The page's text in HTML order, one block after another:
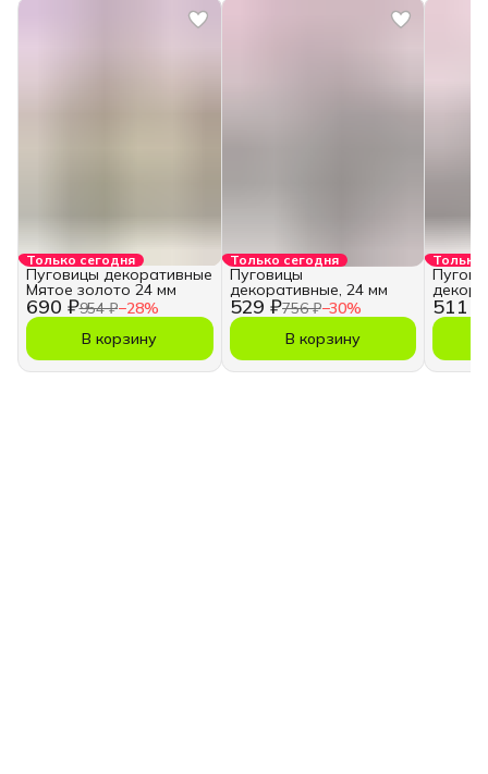
Только сегодня
690 ₽954 ₽−28%
Пуговицы декоративные
Мятое золото 24 мм
В корзину
Только сегодня
529 ₽756 ₽−30%
Пуговицы
декоративные, 24 мм
В корзину
Только
511 ₽